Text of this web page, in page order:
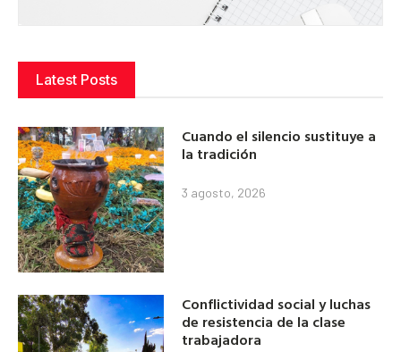
Latest Posts
Cuando el silencio sustituye a
la tradición
3 agosto, 2026
Conflictividad social y luchas
de resistencia de la clase
trabajadora